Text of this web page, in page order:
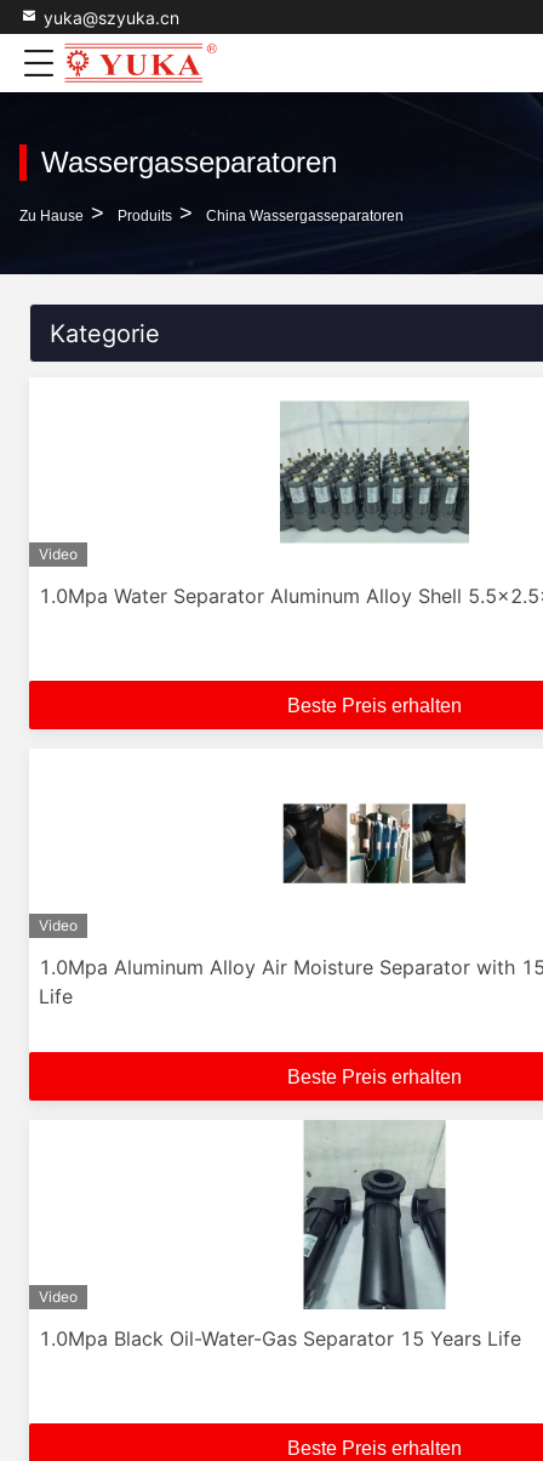
yuka@szyuka.cn
Wassergasseparatoren
Zu Hause > Produits > China Wassergasseparatoren
Kategorie
Video
1.0Mpa Water Separator Aluminum Alloy Shell
Beste Preis erhalten
Video
1.0Mpa Aluminum Alloy Air Moisture Separator with
Life
Beste Preis erhalten
Video
1.0Mpa Black Oil-Water-Gas Separator 15 Years Life
Beste Preis erhalten